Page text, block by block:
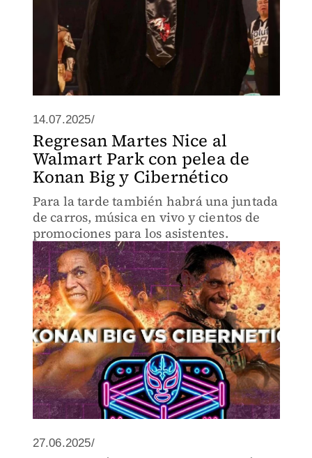
14.07.2025/
Regresan Martes Nice al
Walmart Park con pelea de
Konan Big y Cibernético
Para la tarde también habrá una juntada
de carros, música en vivo y cientos de
promociones para los asistentes.
27.06.2025/